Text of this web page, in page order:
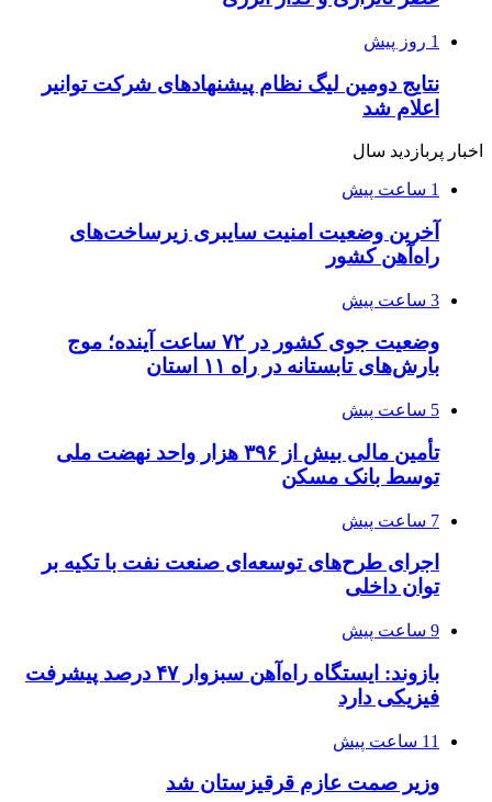
1 روز پیش
نتایج دومین لیگ نظام پیشنهادهای شرکت توانیر
اعلام شد
اخبار پربازدید سال
1 ساعت پیش
آخرین وضعیت امنیت سایبری زیرساخت‌های
راه‌آهن کشور
3 ساعت پیش
وضعیت جوی کشور در ۷۲ ساعت آینده؛ موج
بارش‌های تابستانه در راه ۱۱ استان
5 ساعت پیش
تأمین مالی بیش از ۳۹۶ هزار واحد نهضت ملی
توسط بانک مسکن
7 ساعت پیش
اجرای طرح‌های توسعه‌ای صنعت نفت با تکیه بر
توان داخلی
9 ساعت پیش
بازوند: ایستگاه راه‌آهن سبزوار ۴۷ درصد پیشرفت
فیزیکی دارد
11 ساعت پیش
وزیر صمت عازم قرقیزستان شد